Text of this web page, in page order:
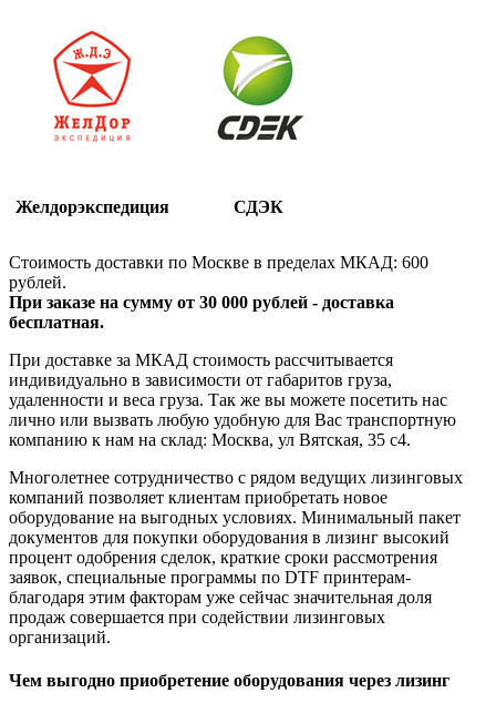
Желдорэкспедиция СДЭК
Стоимость доставки по Москве в пределах МКАД: 600
рублей.
При заказе на сумму от 30 000 рублей - доставка
бесплатная.
При доставке за МКАД стоимость рассчитывается
индивидуально в зависимости от габаритов груза,
удаленности и веса груза. Так же вы можете посетить нас
лично или вызвать любую удобную для Вас транспортную
компанию к нам на склад: Москва, ул Вятская, 35 c4.
Многолетнее сотрудничество с рядом ведущих лизинговых
компаний позволяет клиентам приобретать новое
оборудование на выгодных условиях. Минимальный пакет
документов для покупки оборудования в лизинг высокий
процент одобрения сделок, краткие сроки рассмотрения
заявок, специальные программы по DTF принтерам-
благодаря этим факторам уже сейчас значительная доля
продаж совершается при содействии лизинговых
организаций.
Чем выгодно приобретение оборудования через лизинг